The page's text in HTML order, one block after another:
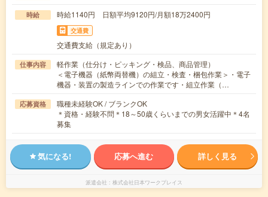
時給 時給1140円 日額平均9120円/月額18万2400円
交通費
交通費支給（規定あり）
仕事内容
軽作業（仕分け・ピッキング・検品、商品管理）
＜電子機器（紙幣両替機）の組立・検査・梱包作業＞・電子
機器・装置の製造ラインでの作業です・組立作業（…
応募資格
職種未経験OK / ブランクOK
＊資格・経験不問＊18～50歳くらいまでの男女活躍中＊4名
募集
気になる! 応募へ進む 詳しく見る
派遣会社 株式会社日本ワークプレイス